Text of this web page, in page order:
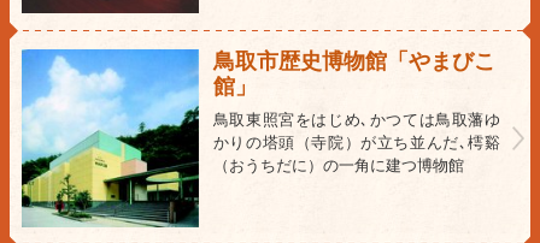
鳥取市歴史博物館「やまびこ
館」
鳥取東照宮をはじめ､かつては鳥取藩ゆ
かりの塔頭（寺院）が立ち並んだ､樗谿
（おうちだに）の一角に建つ博物館